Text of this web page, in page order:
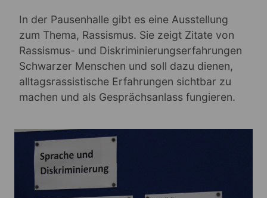
In der Pausenhalle gibt es eine Ausstellung
zum Thema, Rassismus. Sie zeigt Zitate von
Rassismus- und Diskriminierungserfahrungen
Schwarzer Menschen und soll dazu dienen,
alltagsrassistische Erfahrungen sichtbar zu
machen und als Gesprächsanlass fungieren.